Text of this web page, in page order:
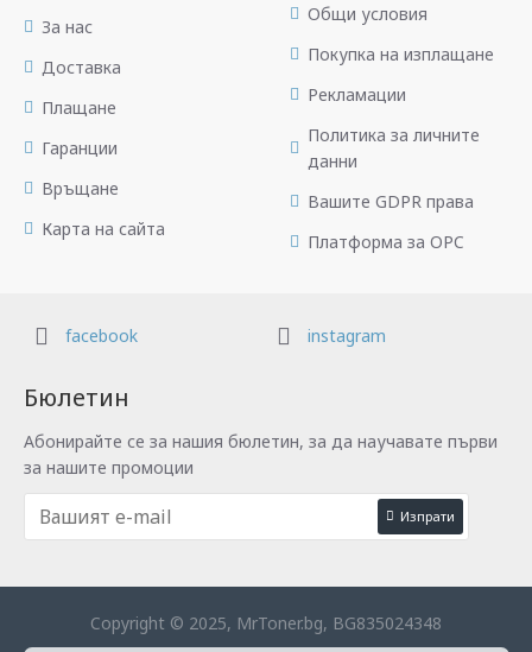
За нас
Доставка
Плащане
Гаранции
Връщане
Карта на сайта
Общи условия
Покупка на изплащане
Рекламации
Политика за личните
данни
Вашите GDPR права
Платформа за OPC
facebook instagram
Бюлетин
Абонирайте се за нашия бюлетин, за да научавате първи
за нашите промоции
Изпрати
Copyright © 2025, MrToner.bg, BG835024348